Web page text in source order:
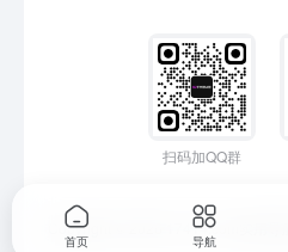
扫码加QQ群
Copyright © 2026 17414.com实用导航
首页 导航